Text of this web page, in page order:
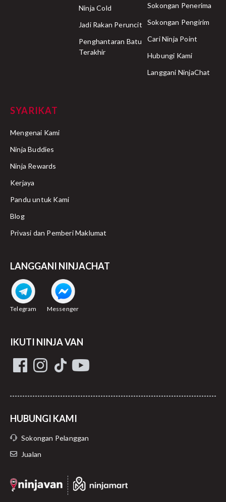
Ninja Cold
Jadi Rakan Peruncit
Penghantaran Batu
Terakhir
Sokongan Penerima
Sokongan Pengirim
Cari Ninja Point
Hubungi Kami
Langgani NinjaChat
SYARIKAT
Mengenai Kami
Ninja Buddies
Ninja Rewards
Kerjaya
Pandu untuk Kami
Blog
Privasi dan Pemberi Maklumat
LANGGANI NINJACHAT
Telegram Messenger
IKUTI NINJA VAN
HUBUNGI KAMI
Sokongan Pelanggan
Jualan